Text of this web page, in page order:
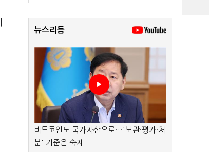
뉴스리듬
비트코인도 국가자산으로…'보관·평가·처
분' 기준은 숙제